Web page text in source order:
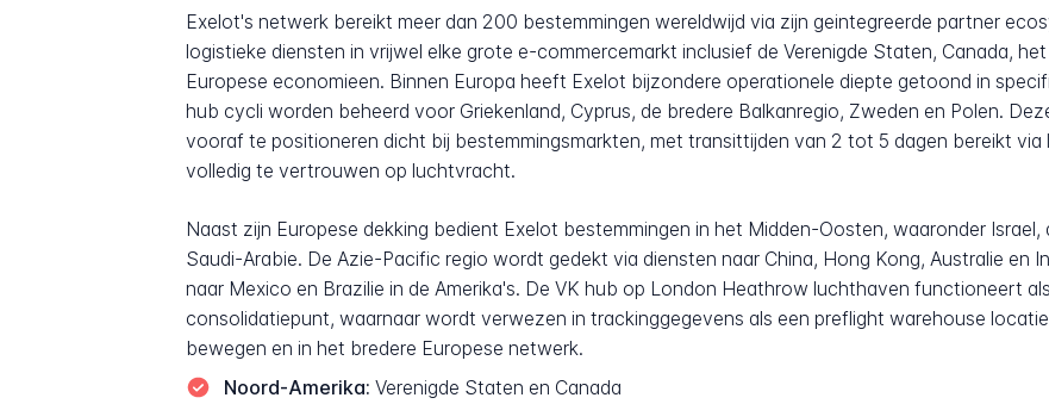
Exelot's netwerk bereikt meer dan 200 bestemmingen wereldwijd via zijn geintegreerde partner
logistieke diensten in vrijwel elke grote e-commercemarkt inclusief de Verenigde Staten, Canada,
Europese economieen. Binnen Europa heeft Exelot bijzondere operationele diepte getoond in
hub cycli worden beheerd voor Griekenland, Cyprus, de bredere Balkanregio, Zweden en Polen.
vooraf te positioneren dicht bij bestemmingsmarkten, met transittijden van 2 tot 5 dagen bereikt
volledig te vertrouwen op luchtvracht.
Naast zijn Europese dekking bedient Exelot bestemmingen in het Midden-Oosten, waaronder Israel,
Saudi-Arabie. De Azie-Pacific regio wordt gedekt via diensten naar China, Hong Kong, Australie en
naar Mexico en Brazilie in de Amerika's. De VK hub op London Heathrow luchthaven functioneert
consolidatiepunt, waarnaar wordt verwezen in trackinggegevens als een preflight warehouse
bewegen en in het bredere Europese netwerk.
Noord-Amerika: Verenigde Staten en Canada